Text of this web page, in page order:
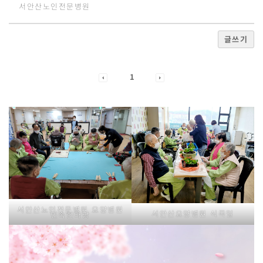
서안산노인전문병원
글쓰기
1
서안산노인전문병원 요양병원
민속한마당 서안산요양병원 식목일